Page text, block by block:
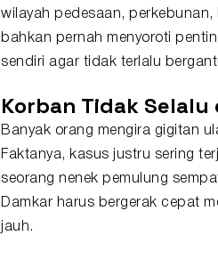
wilayah pedesaan,
bahkan pernah menyoroti
sendiri agar tidak terlalu
Korban Tidak
Banyak orang mengira gigitan
Faktanya, kasus justru sering
seorang nenek pemulung
Damkar harus bergerak cepat
jauh.